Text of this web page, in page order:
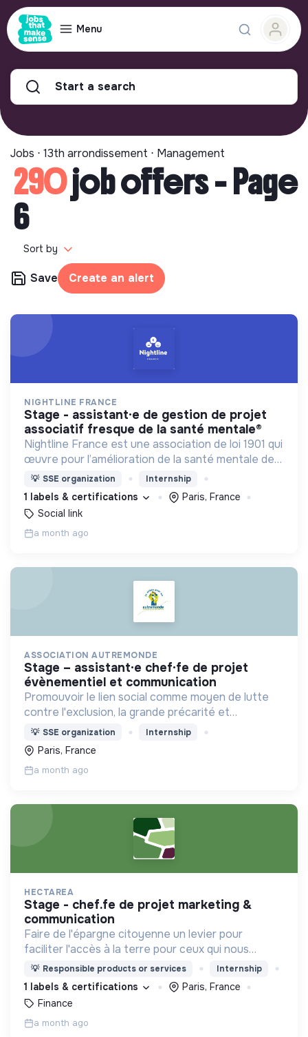
Menu
Start a search
Jobs ⋅ 13th arrondissement ⋅ Management
290job offers - Page
6
Sort by
Save Create an alert
NIGHTLINE FRANCE
stage - assistant·e de gestion de projet
associatif fresque de la santé mentale®
Nightline France est une association de loi 1901 qui
œuvre pour l’amélioration de la santé mentale des
jeunes et en particulier des étudiant·e·s en
agissant à l'échelle individuelle et collective.
💡 SSE organization Internship
1 labels & certifications
Paris, France
Social link
a month ago
ASSOCIATION AUTREMONDE
stage – assistant·e chef·fe de projet
évènementiel et communication
Promouvoir le lien social comme moyen de lutte
contre l'exclusion, la grande précarité et
l'isolement
💡 SSE organization Internship
Paris, France
a month ago
HECTAREA
stage - chef.fe de projet marketing &
communication
Faire de l'épargne citoyenne un levier pour
faciliter l'accès à la terre pour ceux qui nous
nourrissent
💡 Responsible products or services Internship
1 labels & certifications
Paris, France
Finance
a month ago